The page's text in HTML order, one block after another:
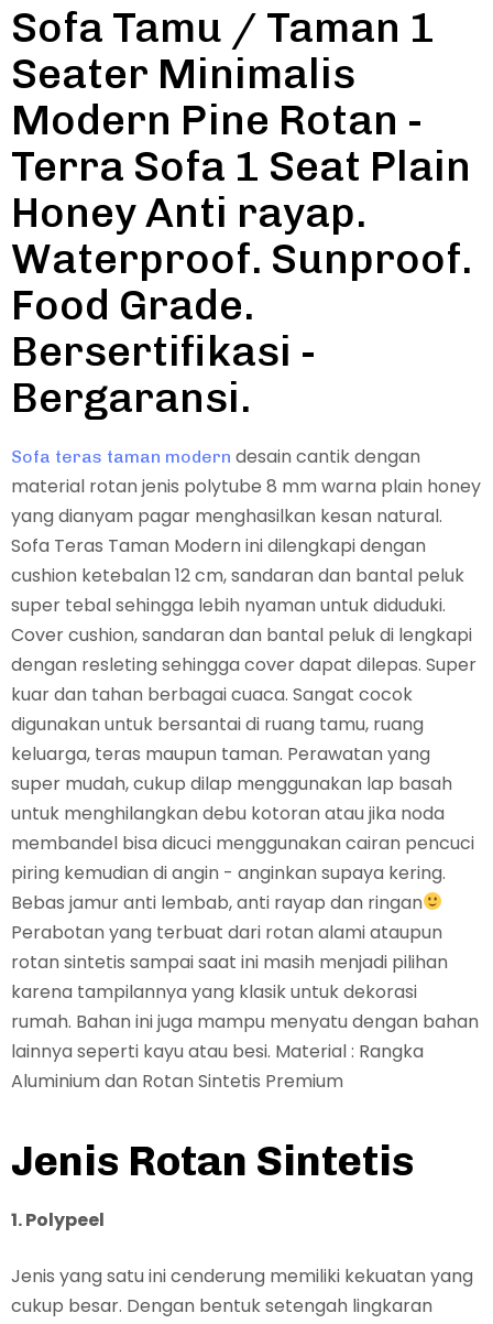
Sofa Tamu / Taman 1
Seater Minimalis
Modern Pine Rotan -
Terra Sofa 1 Seat Plain
Honey Anti rayap.
Waterproof. Sunproof.
Food Grade.
Bersertifikasi -
Bergaransi.
Sofa teras taman modern desain cantik dengan
material rotan jenis polytube 8 mm warna plain honey
yang dianyam pagar menghasilkan kesan natural.
Sofa Teras Taman Modern ini dilengkapi dengan
cushion ketebalan 12 cm, sandaran dan bantal peluk
super tebal sehingga lebih nyaman untuk diduduki.
Cover cushion, sandaran dan bantal peluk di lengkapi
dengan resleting sehingga cover dapat dilepas. Super
kuar dan tahan berbagai cuaca. Sangat cocok
digunakan untuk bersantai di ruang tamu, ruang
keluarga, teras maupun taman. Perawatan yang
super mudah, cukup dilap menggunakan lap basah
untuk menghilangkan debu kotoran atau jika noda
membandel bisa dicuci menggunakan cairan pencuci
piring kemudian di angin - anginkan supaya kering.
Bebas jamur anti lembab, anti rayap dan ringan
Perabotan yang terbuat dari rotan alami ataupun
rotan sintetis sampai saat ini masih menjadi pilihan
karena tampilannya yang klasik untuk dekorasi
rumah. Bahan ini juga mampu menyatu dengan bahan
lainnya seperti kayu atau besi. Material : Rangka
Aluminium dan Rotan Sintetis Premium
Jenis Rotan Sintetis
1. Polypeel
Jenis yang satu ini cenderung memiliki kekuatan yang
cukup besar. Dengan bentuk setengah lingkaran